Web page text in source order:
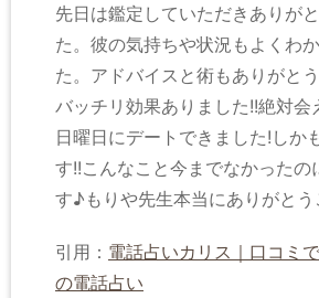
先日は鑑定していただきありが
た。彼の気持ちや状況もよくわ
た。アドバイスと術もありがとう
バッチリ効果ありました!!絶対会
日曜日にデートできました!しか
す!!こんなこと今までなかったの
す♪もりや先生本当にありがとう
引用： 電話占いカリス｜口コミ
の電話占い